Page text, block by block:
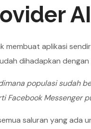
AI
membuat aplikasi
dihadapkan
populasi sudah
Facebook Messenger
saluran yang ada